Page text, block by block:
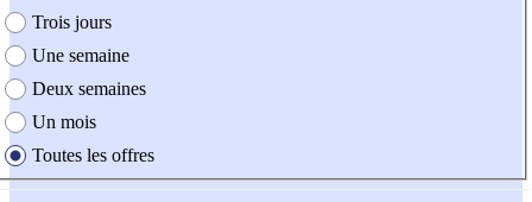
Trois jours
Une semaine
Deux semaines
Un mois
Toutes les offres